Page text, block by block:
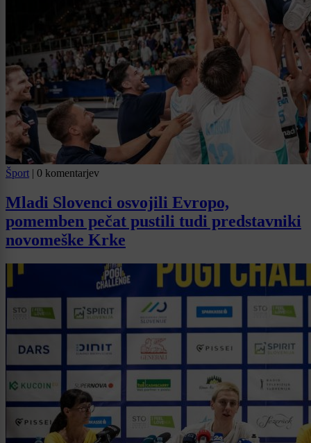
Šport | 0 komentarjev
Mladi Slovenci osvojili Evropo,
pomemben pečat pustili tudi predstavniki
novomeške Krke